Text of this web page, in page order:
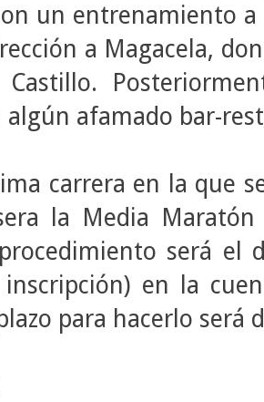
un entrenamiento a
a Magacela,
algún afamado bar-
carrera en la que
la Media Maratón
será el
en la
para hacerlo será